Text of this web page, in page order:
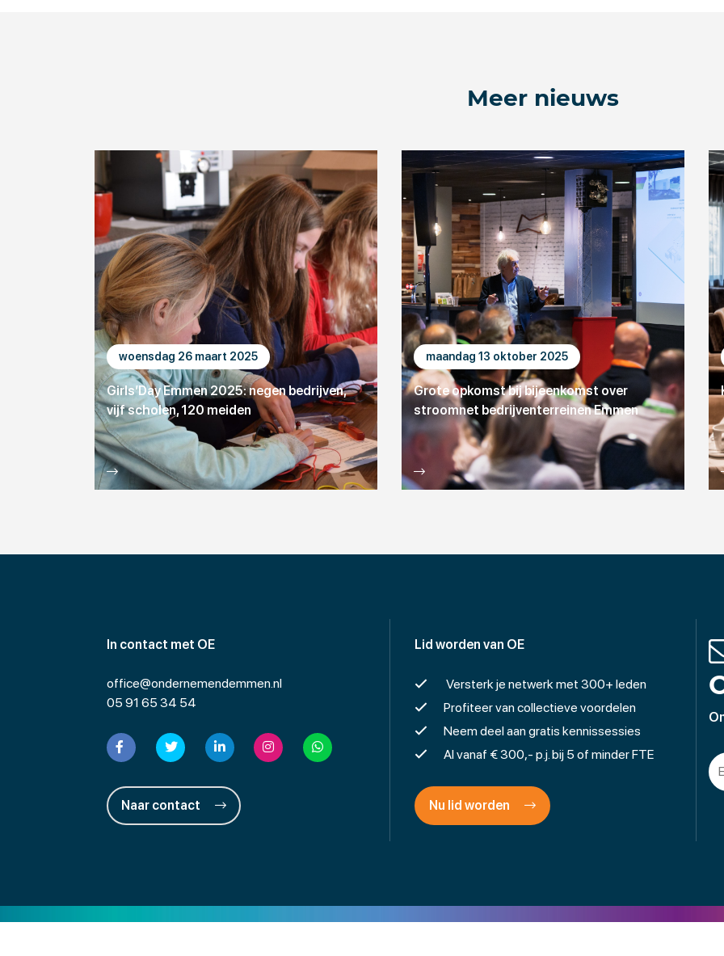
Meer nieuws
woensdag 26 maart 2025
Girls’Day Emmen 2025: negen bedrijven,
vijf scholen, 120 meiden
maandag 13 oktober 2025
Grote opkomst bij bijeenkomst over
stroomnet bedrijventerreinen Emmen
In contact met OE
office@ondernemendemmen.nl
05 91 65 34 54
Naar contact
Lid worden van OE
Versterk je netwerk met 300+ leden
Profiteer van collectieve voordelen
Neem deel aan gratis kennissessies
Al vanaf € 300,- p.j. bij 5 of minder FTE
Nu lid worden